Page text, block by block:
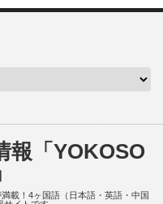
報「YOKOSO
載！4ヶ国語（日本語・英語・中国